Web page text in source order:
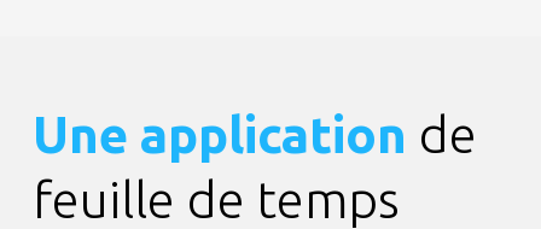
Une application de
feuille de temps